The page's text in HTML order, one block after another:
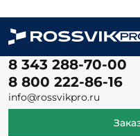
8 343 288-70-00
8 800 222-86-16
info@rossvikpro.ru